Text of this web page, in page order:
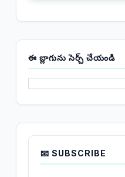
ఈ బ్లాగును సెర్చ్ చేయండి
📧 SUBSCRIBE